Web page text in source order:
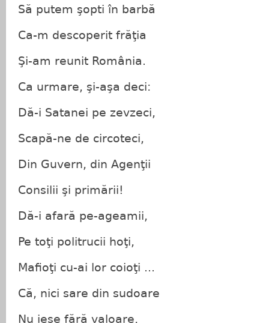
Să putem şopti în barbă
Ca-m descoperit frăţia
Şi-am reunit România.
Ca urmare, şi-aşa deci:
Dă-i Satanei pe zevzeci,
Scapă-ne de circoteci,
Din Guvern, din Agenţii
Consilii şi primării!
Dă-i afară pe-ageamii,
Pe toţi politrucii hoţi,
Mafioţi cu-ai lor coioţi ...
Că, nici sare din sudoare
Nu iese fără valoare,